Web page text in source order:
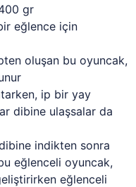
gr
eğlence için
oluşan bu oyuncak,
ip bir yay
dibine ulaşsalar da
indikten sonra
eğlenceli oyuncak,
eğlenceli